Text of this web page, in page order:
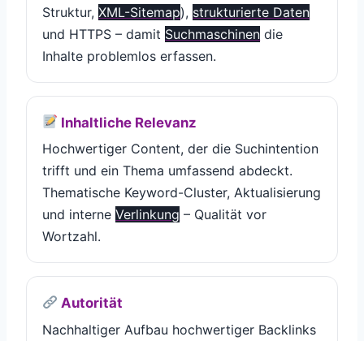
Struktur,XML-Sitemap), strukturierte Daten
und HTTPS – damit Suchmaschinen die
Inhalte problemlos erfassen.
Inhaltliche Relevanz
Hochwertiger Content, der die Suchintention
trifft und ein Thema umfassend abdeckt.
Thematische Keyword-Cluster, Aktualisierung
und interneVerlinkung – Qualität vor
Wortzahl.
Autorität
Nachhaltiger Aufbau hochwertiger Backlinks